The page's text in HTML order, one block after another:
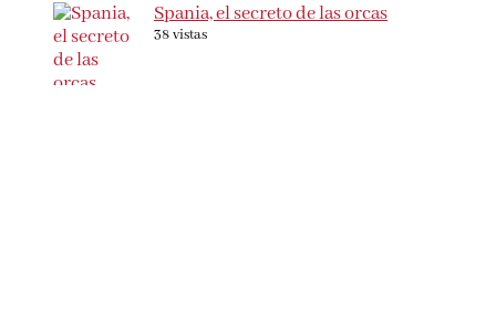
Spania, el secreto de las orcas
38 vistas